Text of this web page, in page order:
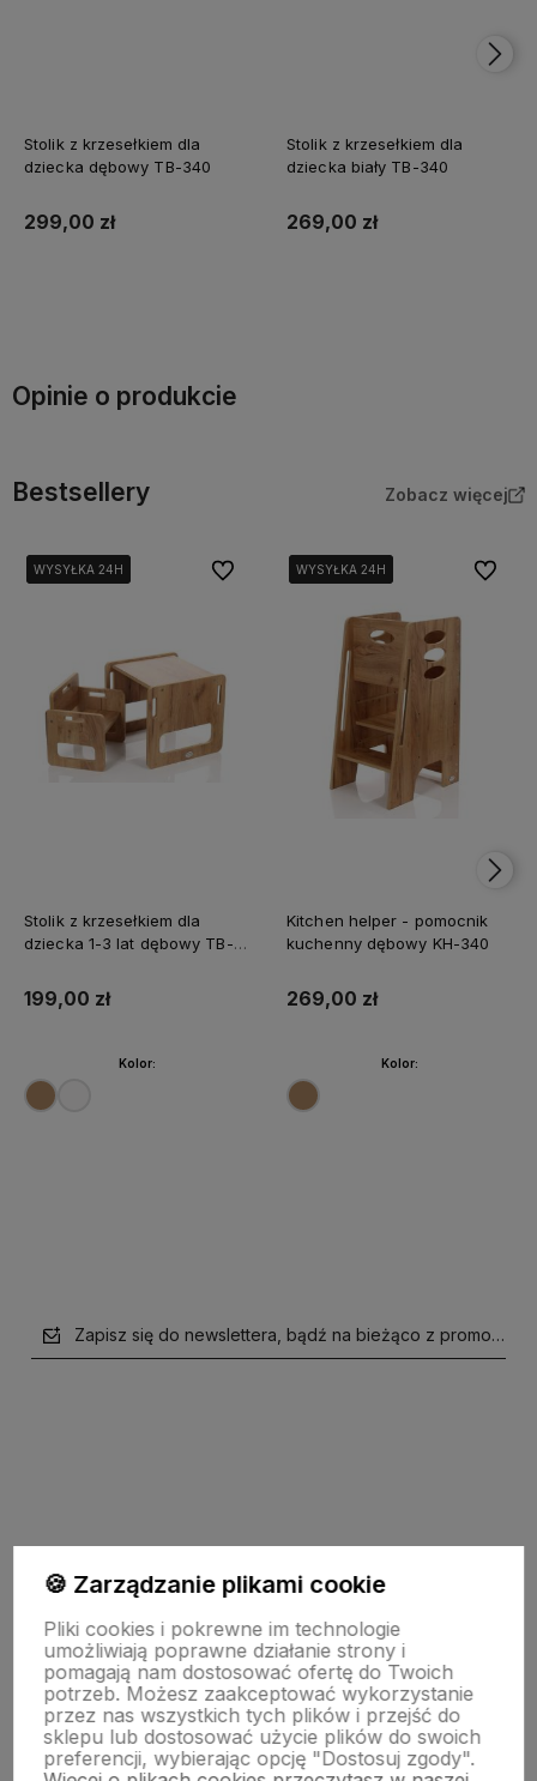
Stolik z krzesełkiem dla
dziecka dębowy TB-340
299,00 zł
Stolik z krzesełkiem dla
dziecka biały TB-340
269,00 zł
Opinie o produkcie
Bestsellery Zobacz więcej
WYSYŁKA 24H
WYSYŁKA 24H
WYSYŁKA 24H
Stolik z krzesełkiem dla
dziecka 1-3 lat dębowy TB-
199,00 zł
Kolor:
Do ulubionychWYSYŁKA 24H
WYSYŁKA 24H
WYSYŁKA 24H
Kitchen helper - pomocnik
kuchenny dębowy KH-340
269,00 zł
Kolor:
Do
Zapisz się do newslettera, bądź na bieżąco z promocjami
Moje konto
Płatności i dostawa
🍪 Zarządzanie plikami cookie
Pliki cookies i pokrewne im technologie
umożliwiają poprawne działanie strony i
pomagają nam dostosować ofertę do Twoich
potrzeb. Możesz zaakceptować wykorzystanie
przez nas wszystkich tych plików i przejść do
sklepu lub dostosować użycie plików do swoich
preferencji, wybierając opcję "Dostosuj zgody".